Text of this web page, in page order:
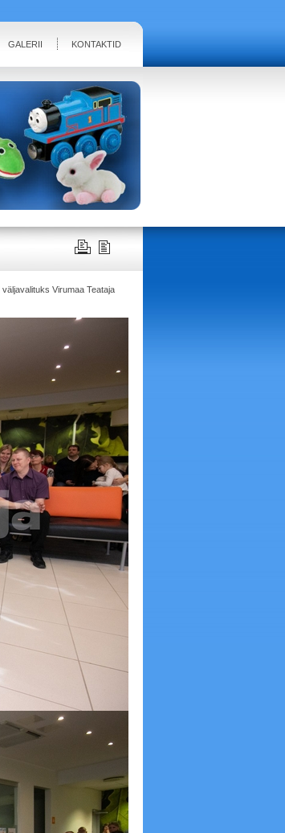
GALERII KONTAKTID
Virumaa Teataja